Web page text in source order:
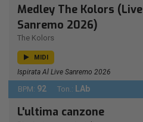
Medley The Kolors (Live
Sanremo 2026)
The Kolors
MIDI
Ispirata Al Live Sanremo 2026
BPM: 92 Ton.: LAb
L'ultima canzone